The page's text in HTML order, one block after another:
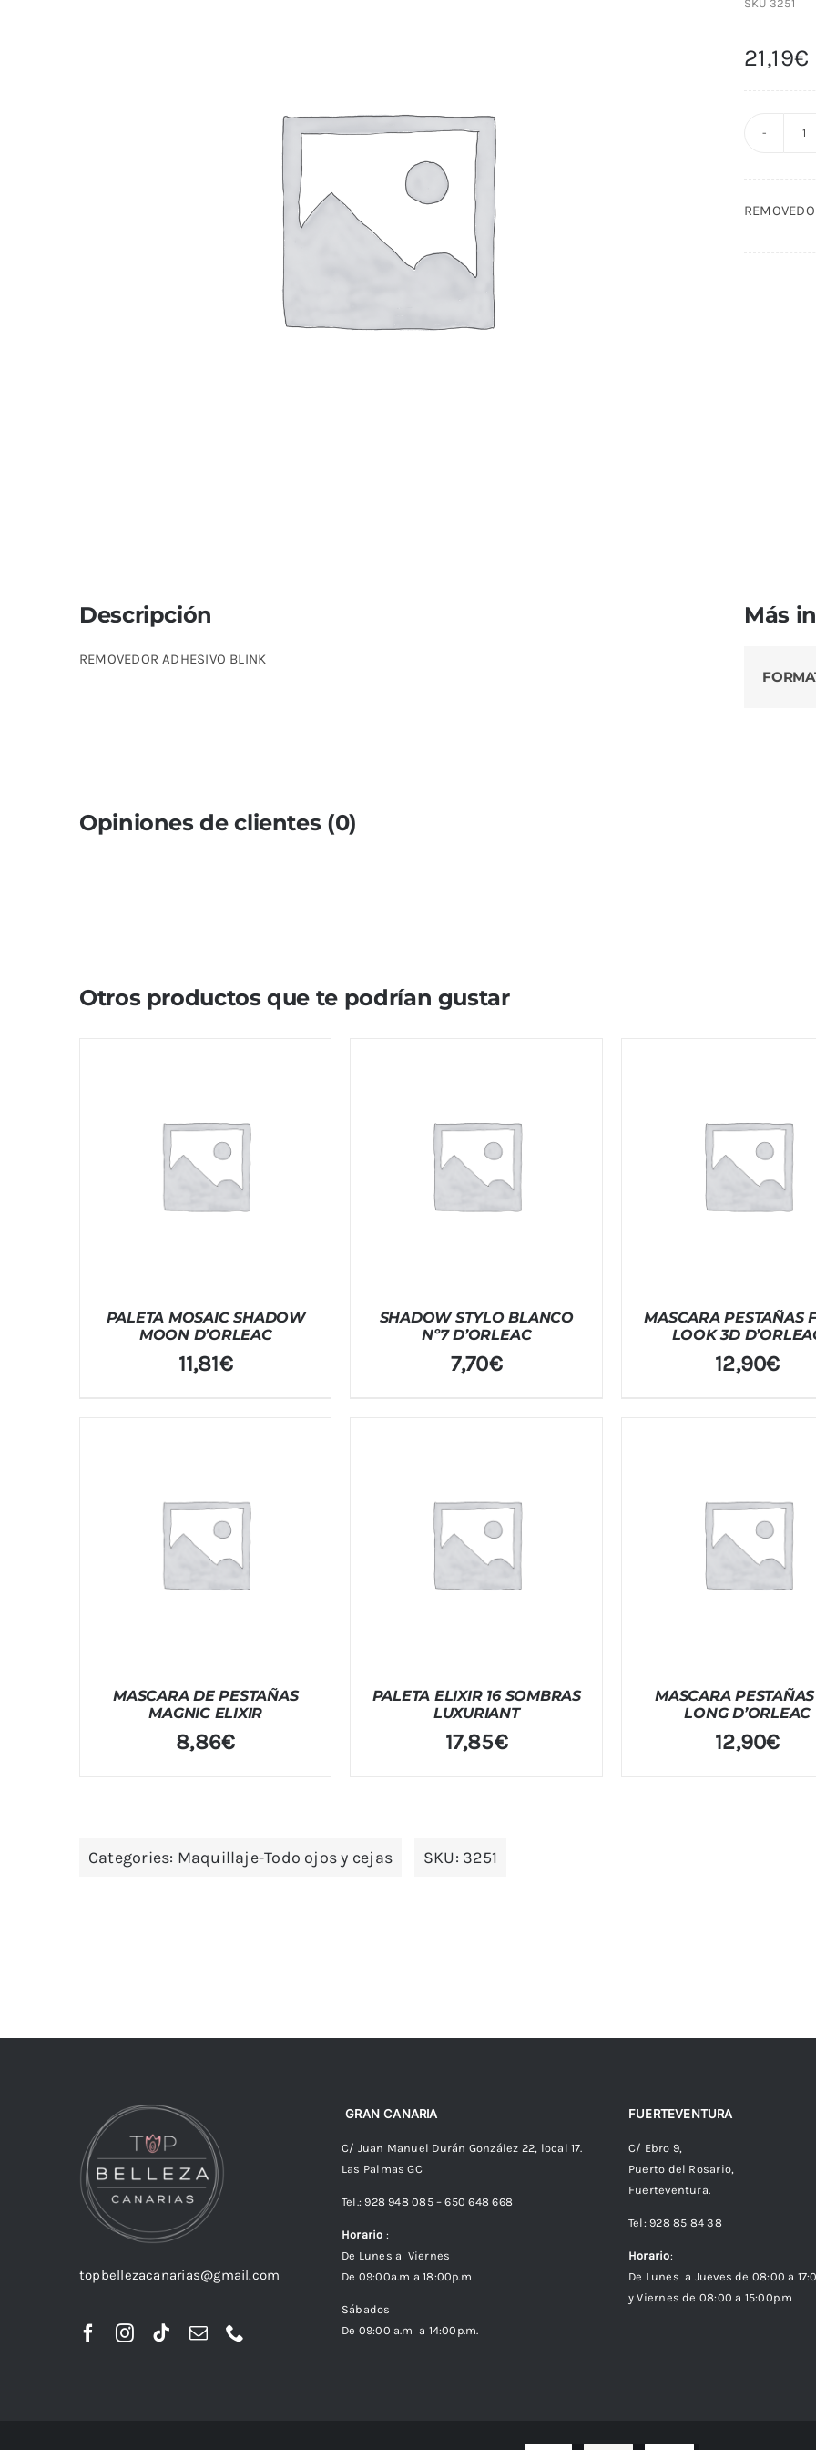
SKU 3251
21,19€
Descripción
REMOVEDOR ADHESIVO BLINK
Más
Opiniones de clientes (0)
Otros productos que te podrían gustar
PALETA MOSAIC SHADOW
MOON D’ORLEAC
11,81€
SHADOW STYLO BLANCO
Nº7 D’ORLEAC
7,70€
MASCARA PESTAÑAS
LOOK 3D
12,90€
MASCARA DE PESTAÑAS
MAGNIC ELIXIR
8,86€
PALETA ELIXIR 16 SOMBRAS
LUXURIANT
17,85€
MASCARA
LONG D’ORLEAC
12,90€
Categories: Maquillaje-Todo ojos y cejas SKU: 3251
topbellezacanarias@gmail.com
GRAN CANARIA
C/ Juan Manuel Durán González 22, local 17.
Las Palmas GC
Tel.: 928 948 085 – 650 648 668
Horario :
De Lunes a Viernes
De 09:00a.m a 18:00p.m
Sábados
De 09:00 a.m a 14:00p.m.
FUERTEVENTURA
C/ Ebro 9,
Puerto del Rosario,
Fuerteventura.
Tel: 928 85 84 38
Horario:
De Lunes a Jueves de 08:00 a
y Viernes de 08:00 a 15:00p.m